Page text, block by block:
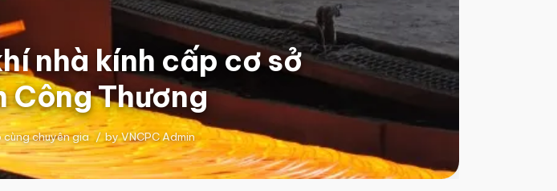
nhà kính cấp cơ sở
Công Thương
cùng chuyên gia / byVNCPC Admin